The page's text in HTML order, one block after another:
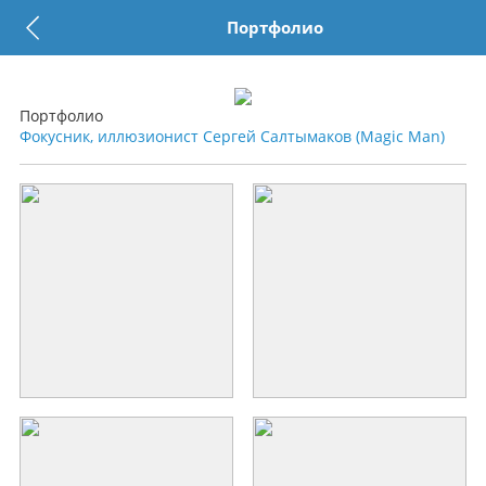
Портфолио
Портфолио
Фокусник, иллюзионист Сергей Салтымаков (Magic Man)